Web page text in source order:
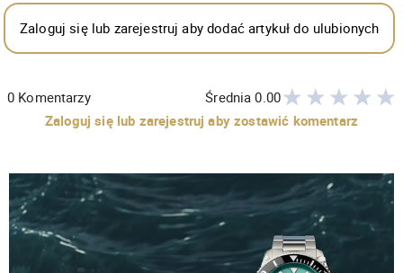
Zaloguj się lub zarejestruj aby dodać artykuł do ulubionych
0 Komentarzy Średnia0.00
Zaloguj się lub zarejestruj aby zostawić komentarz